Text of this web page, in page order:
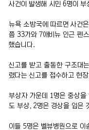
사건이 발생해 시민 6명이 부
뉴욕 소방국에 따르면 사건
쯤 33가와 7애비뉴 인근 펜
했습니다.
신고를 받고 출동한 구조대
렸다는 신고를 접수하고 현
부상자 가운데 1명은 중상을
도 부상, 2명은 경상을 입은
이들 5명은 벨뷰병원으로 이